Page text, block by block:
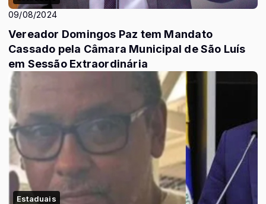
09/08/2024
Vereador Domingos Paz tem Mandato
Cassado pela Câmara Municipal de São Luís
em Sessão Extraordinária
Estaduais